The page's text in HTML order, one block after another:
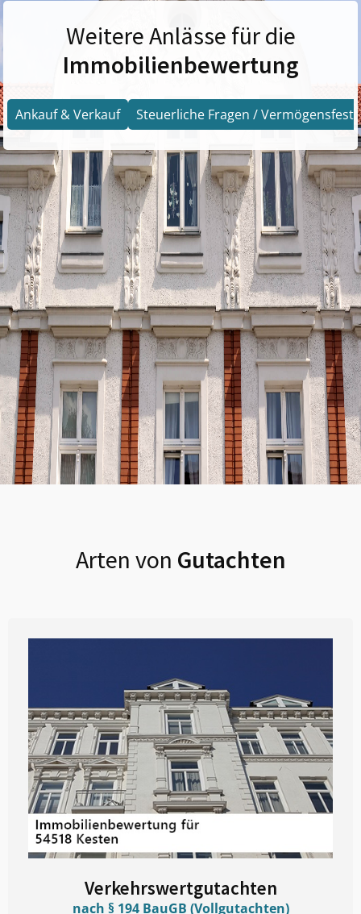
Weitere Anlässe für die
Immobilienbewertung
Ankauf & Verkauf Steuerliche Fragen /
Arten von Gutachten
Verkehrswertgutachten
nach § 194 BauGB (Vollgutachten)